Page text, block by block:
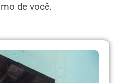
de você.